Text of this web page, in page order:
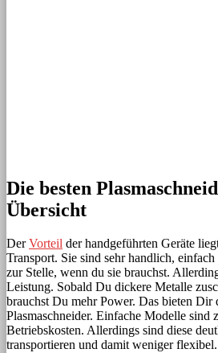
Die besten
Übersicht
DerVorteil der handgeführten Geräte
Transport. Sie sind sehr handlich, einfach
zur Stelle, wenn du sie brauchst.
Leistung. Sobald Du dickere Metalle
brauchst Du mehr Power. Das bieten Dir
Plasmaschneider. Einfache Modelle sind
Betriebskosten. Allerdings sind diese
transportieren und damit weniger flexibel.